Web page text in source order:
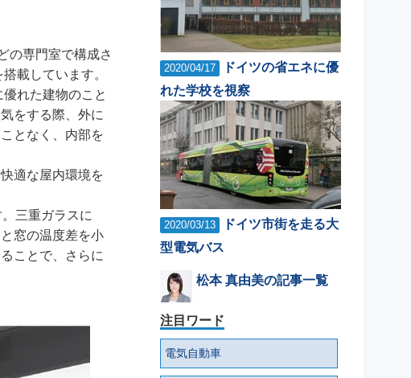
の専門室で構成さ
載しています。
れた建物のこと
をする際、外に
となく、内部を
適な屋内環境を
三重ガラスに
窓の温度差を小
ことで、さらに
2020/04/17
ドイツの省エネに優
れた学校を視察
2020/03/13
ドイツ市街を走る大
型電気バス
松本 真由美の記事一覧
注目ワード
電気自動車